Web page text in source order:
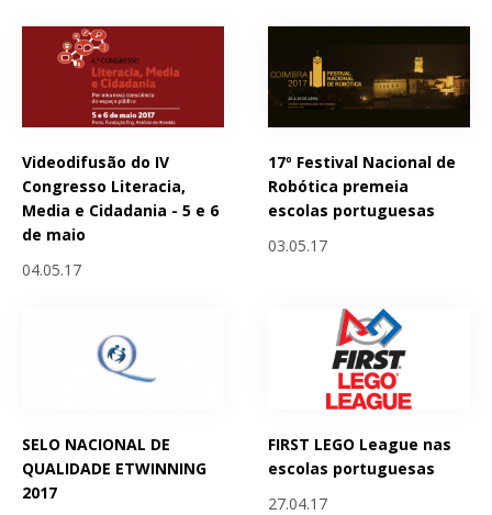
Videodifusão do IV
Congresso Literacia,
Media e Cidadania - 5 e 6
de maio
04.05.17
17º Festival Nacional de
Robótica premeia
escolas portuguesas
03.05.17
SELO NACIONAL DE
QUALIDADE ETWINNING
2017
FIRST LEGO League nas
escolas portuguesas
27.04.17